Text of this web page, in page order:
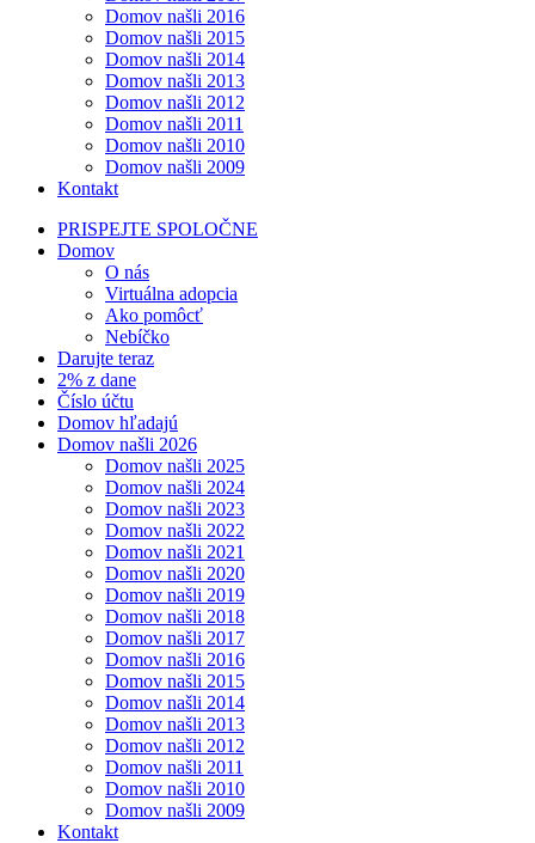
Domov našli 2016
Domov našli 2015
Domov našli 2014
Domov našli 2013
Domov našli 2012
Domov našli 2011
Domov našli 2010
Domov našli 2009
Kontakt
PRISPEJTE SPOLOČNE
Domov
O nás
Virtuálna adopcia
Ako pomôcť
Nebíčko
Darujte teraz
2% z dane
Číslo účtu
Domov hľadajú
Domov našli 2026
Domov našli 2025
Domov našli 2024
Domov našli 2023
Domov našli 2022
Domov našli 2021
Domov našli 2020
Domov našli 2019
Domov našli 2018
Domov našli 2017
Domov našli 2016
Domov našli 2015
Domov našli 2014
Domov našli 2013
Domov našli 2012
Domov našli 2011
Domov našli 2010
Domov našli 2009
Kontakt